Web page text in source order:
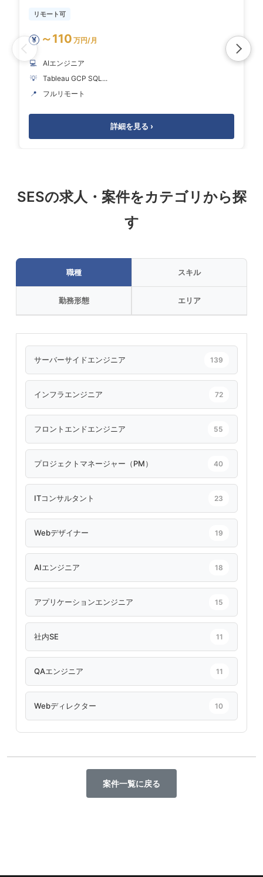
リモート可
¥ ～110 万円/月
💻
AIエンジニア
💡
Tableau GCP SQL...
📍
フルリモート
詳細を見る ›
SESの求人・案件をカテゴリから探
す
職種 スキル
勤務形態 エリア
サーバーサイドエンジニア 139
インフラエンジニア 72
フロントエンドエンジニア 55
プロジェクトマネージャー（PM） 40
ITコンサルタント 23
Webデザイナー 19
AIエンジニア 18
アプリケーションエンジニア 15
社内SE 11
QAエンジニア 11
Webディレクター 10
案件一覧に戻る